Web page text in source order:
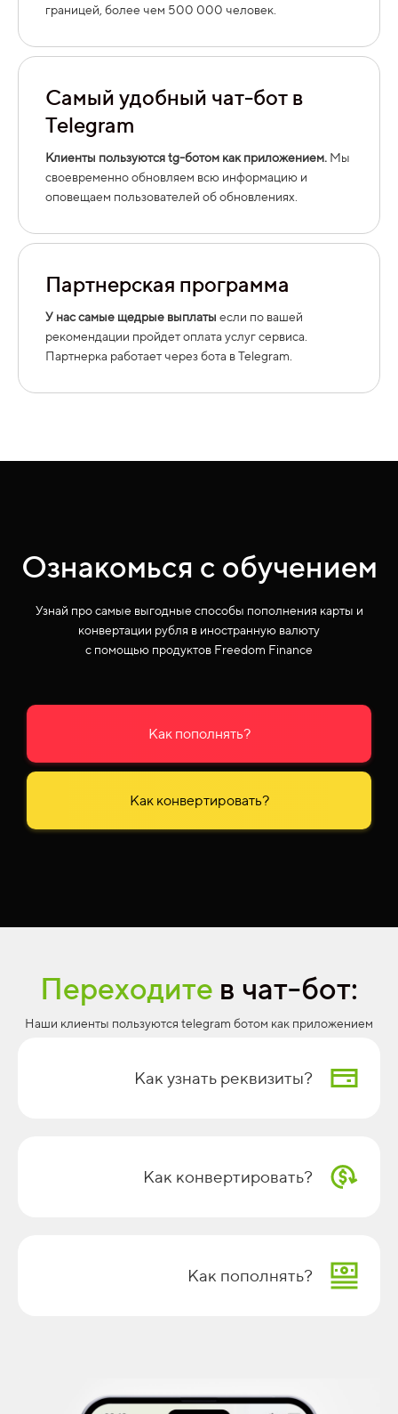
границей, более чем 500 000 человек.
Самый удобный чат-бот в
Telegram
Клиенты пользуются tg-ботом как приложением. Мы
своевременно обновляем всю информацию и
оповещаем пользователей об обновлениях.
Партнерская программа
У нас самые щедрые выплаты если по вашей
рекомендации пройдет оплата услуг сервиса.
Партнерка работает через бота в Telegram.
Ознакомься с обучением
Узнай про самые выгодные способы пополнения карты и
конвертации рубля в иностранную валюту
с помощью продуктов Freedom Finance
Как пополнять?
Как конвертировать?
Переходите в чат-бот:
Наши клиенты пользуются telegram ботом как приложением
Как узнать реквизиты?
Как конвертировать?
Как пополнять?